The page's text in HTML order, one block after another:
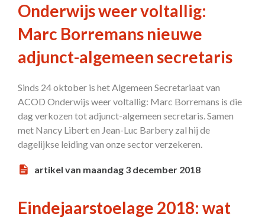
Onderwijs weer voltallig:
Marc Borremans nieuwe
adjunct-algemeen secretaris
Sinds 24 oktober is het Algemeen Secretariaat van
ACOD Onderwijs weer voltallig: Marc Borremans is die
dag verkozen tot adjunct-algemeen secretaris. Samen
met Nancy Libert en Jean-Luc Barbery zal hij de
dagelijkse leiding van onze sector verzekeren.
artikel van maandag 3 december 2018
Eindejaarstoelage 2018: wat